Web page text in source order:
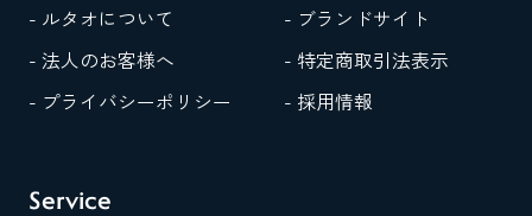
- ルタオについて
- ブランドサイト
- 法人のお客様へ
- 特定商取引法表示
- プライバシーポリシー
- 採用情報
Service